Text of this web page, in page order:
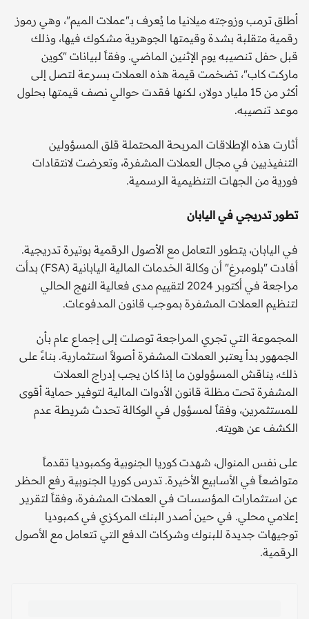
أطلق ترمب وزوجته ميلانيا ما يُعرف بـ"عملات الميم"، وهي رموز
رقمية متقلبة بشدة وقيمتها الجوهرية مشكوك فيها، وذلك
قبل حفل تنصيبه يوم الإثنين الماضي. وفقاً لبيانات "كوين
ماركت كاب"، تضخمت قيمة هذه العملات بسرعة لتصل إلى
أكثر من 15 مليار دولار، لكنها فقدت حوالي نصف قيمتها بحلول
موعد تنصيبه.
أثارت هذه الإطلاقات المربحة المحتملة قلق المسؤولين
التنفيذيين في مجال العملات المشفرة، وتعرضت لانتقادات
فورية من الجهات التنظيمية الرسمية.
تطور تدريجي في اليابان
في اليابان، يتطور التعامل مع الأصول الرقمية بوتيرة تدريجية.
أفادت "بلومبرغ" أن وكالة الخدمات المالية اليابانية (FSA) بدأت
مراجعة في أكتوبر 2024 لتقييم مدى فعالية النهج الحالي
لتنظيم العملات المشفرة بموجب قانون المدفوعات.
المجموعة التي تجري المراجعة توصلت إلى إجماع عام بأن
الجمهور بدأ يعتبر العملات المشفرة أصولاً استثمارية. بناءً على
ذلك، يناقش المسؤولون ما إذا كان يجب إدراج العملات
المشفرة تحت مظلة قانون الأدوات المالية لتوفير حماية أقوى
للمستثمرين، وفقاً لمسؤول في الوكالة تحدث شريطة عدم
الكشف عن هويته.
على نفس المنوال، شهدت كوريا الجنوبية وكمبوديا تقدماً
متواضعاً في الأسابيع الأخيرة. تدرس كوريا الجنوبية رفع الحظر
عن استثمارات المؤسسات في العملات المشفرة، وفقاً لتقرير
إعلامي محلي. في حين أصدر البنك المركزي في كمبوديا
توجيهات جديدة للبنوك وشركات الدفع التي تتعامل مع الأصول
الرقمية.